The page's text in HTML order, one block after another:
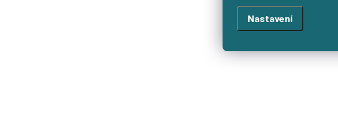
Nastavení